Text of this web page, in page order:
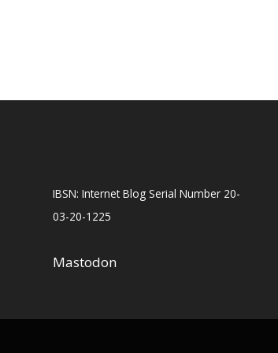
IBSN: Internet Blog Serial Number 20-
03-20-1225
Mastodon